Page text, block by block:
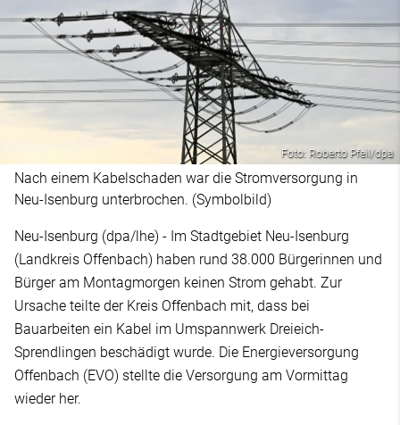
Foto: Roberto Pfeil/dpa
Nach einem Kabelschaden war die Stromversorgung in
Neu-Isenburg unterbrochen. (Symbolbild)
Neu-Isenburg (dpa/lhe) - Im Stadtgebiet Neu-Isenburg
(Landkreis Offenbach) haben rund 38.000 Bürgerinnen und
Bürger am Montagmorgen keinen Strom gehabt. Zur
Ursache teilte der Kreis Offenbach mit, dass bei
Bauarbeiten ein Kabel im Umspannwerk Dreieich-
Sprendlingen beschädigt wurde. Die Energieversorgung
Offenbach (EVO) stellte die Versorgung am Vormittag
wieder her.